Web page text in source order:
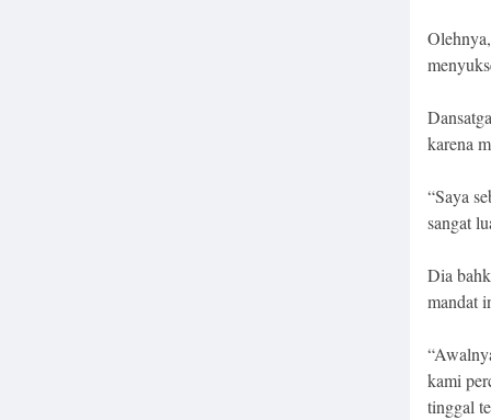
karena
“Saya
sangat
Dia
mandat
kami
tinggal